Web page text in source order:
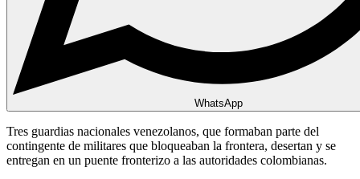
WhatsApp
Tres guardias nacionales venezolanos, que formaban parte del
contingente de militares que bloqueaban la frontera, desertan y se
entregan en un puente fronterizo a las autoridades colombianas.